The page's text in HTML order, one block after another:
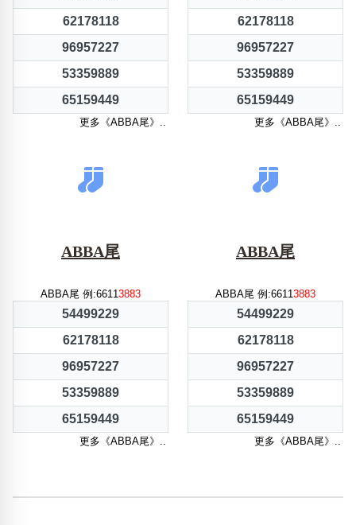
62178118
96957227
53359889
65159449
更多《ABBA尾》..
62178118
96957227
53359889
65159449
更多《ABBA尾》..
ABBA尾
ABBA尾 例:66113883
54499229
62178118
96957227
53359889
65159449
更多《ABBA尾》..
ABBA尾
ABBA尾 例:66113883
54499229
62178118
96957227
53359889
65159449
更多《ABBA尾》..